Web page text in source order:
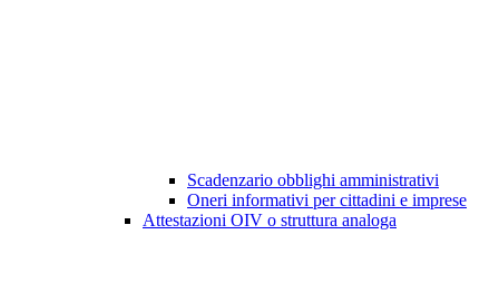
Scadenzario obblighi amministrativi
Oneri informativi per cittadini e imprese
Attestazioni OIV o struttura analoga